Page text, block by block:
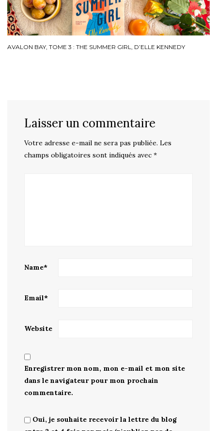
AVALON BAY, TOME 3 : THE SUMMER GIRL, D’ELLE KENNEDY
Laisser un commentaire
Votre adresse e-mail ne sera pas publiée. Les
champs obligatoires sont indiqués avec *
Name*
Email*
Website
Enregistrer mon nom, mon e-mail et mon site
dans le navigateur pour mon prochain
commentaire.
Oui, je souhaite recevoir la lettre du blog